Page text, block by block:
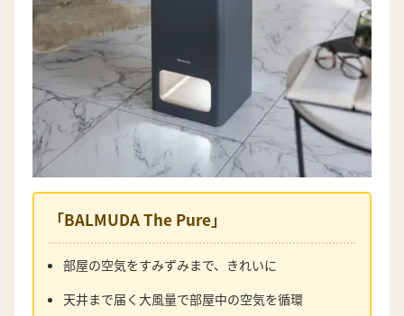
「BALMUDA The Pure」
部屋の空気をすみずみまで、きれいに
天井まで届く大風量で部屋中の空気を循環